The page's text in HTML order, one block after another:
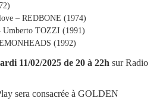
– REDBONE (1974)
TOZZI (1991)
(1992)
11/02/2025 de 20 à 22h sur Radio
sera consacrée à GOLDEN